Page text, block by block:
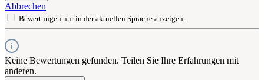
Abbrechen
Bewertungen nur in der aktuellen Sprache anzeigen.
Keine Bewertungen gefunden. Teilen Sie Ihre Erfahrungen mit
anderen.